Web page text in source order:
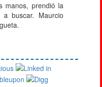
manos, prendió la
buscar. Maurcio